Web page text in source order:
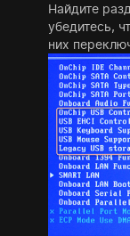
Найдите
убедитесь,
них